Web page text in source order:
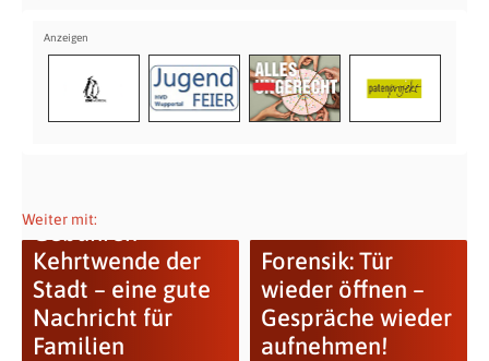
Weiter mit:
Gebühren-
Kehrtwende der
Stadt ­­­– eine gute
Nachricht für
Familien
Forensik: Tür
wieder öffnen –
Gespräche wieder
aufnehmen!